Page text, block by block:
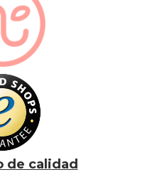
de calidad